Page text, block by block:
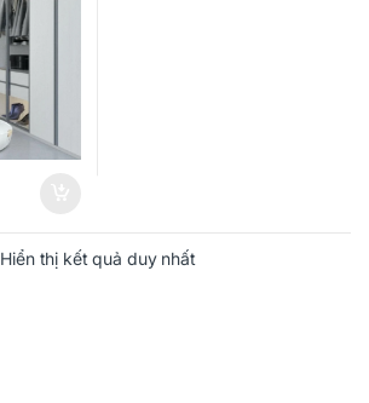
Hiển thị kết quả duy nhất